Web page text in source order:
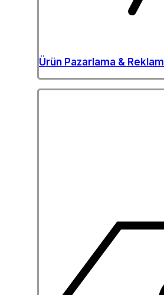
Ürün Pazarlama & Reklam